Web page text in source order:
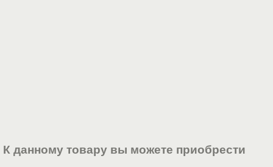
К данному товару вы можете приобрести